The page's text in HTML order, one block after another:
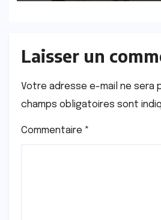
Laisser un
Votre adresse e-mail ne sera
champs obligatoires sont
Commentaire *